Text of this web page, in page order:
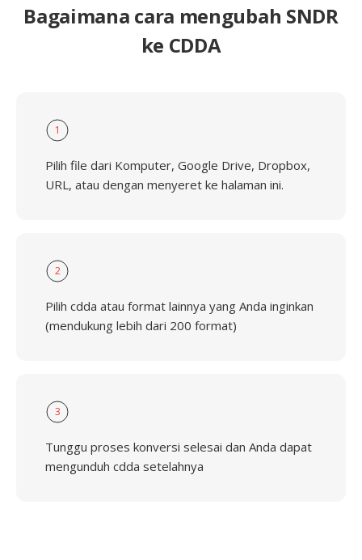
Bagaimana cara mengubah SNDR
ke CDDA
1
Pilih file dari Komputer, Google Drive, Dropbox,
URL, atau dengan menyeret ke halaman ini.
2
Pilih cdda atau format lainnya yang Anda inginkan
(mendukung lebih dari 200 format)
3
Tunggu proses konversi selesai dan Anda dapat
mengunduh cdda setelahnya